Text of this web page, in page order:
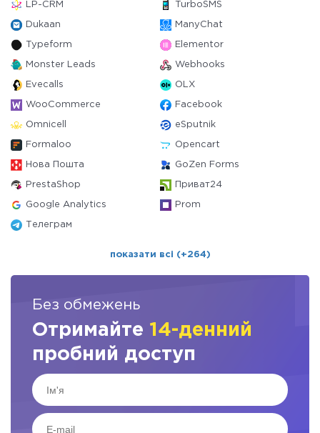
LP-CRM TurboSMS
Dukaan ManyChat
Typeform Elementor
Monster Leads Webhooks
Evecalls OLX
WooCommerce Facebook
Omnicell eSputnik
Formaloo Opencart
Нова Пошта GoZen Forms
PrestaShop Приват24
Google Analytics Prom
Телеграм
показати всі (+264)
Без обмежень
Отримайте 14-денний
пробний доступ